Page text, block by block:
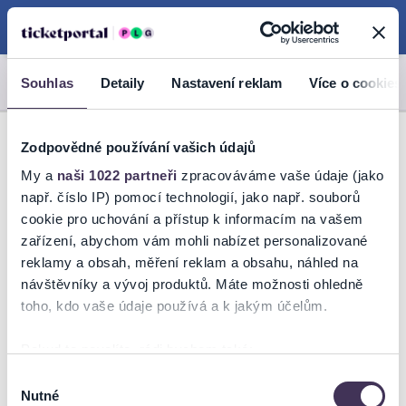
Souhlas Detaily Nastavení reklam Více o cookies
Zodpovědné používání vašich údajů
My a naši 1022 partneři zpracováváme vaše údaje (jako
např. číslo IP) pomocí technologií, jako např. souborů
cookie pro uchování a přístup k informacím na vašem
zařízení, abychom vám mohli nabízet personalizované
reklamy a obsah, měření reklam a obsahu, náhled na
návštěvníky a vývoj produktů. Máte možnosti ohledně
toho, kdo vaše údaje používá a k jakým účelům.
které mohou být přesné na několik metrů
souhlasu
Nutné
Menu
Košík